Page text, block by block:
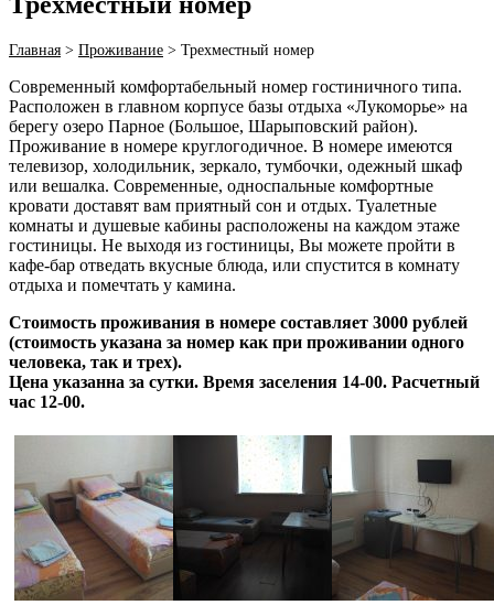
Главная > Проживание > Трехместный номер
Современный комфортабельный номер гостиничного типа.
Расположен в главном корпусе базы отдыха «Лукоморье» на
берегу озеро Парное (Большое, Шарыповский район).
Проживание в номере круглогодичное. В номере имеются
телевизор, холодильник, зеркало, тумбочки, одежный шкаф
или вешалка. Современные, односпальные комфортные
кровати доставят вам приятный сон и отдых. Туалетные
комнаты и душевые кабины расположены на каждом этаже
гостиницы. Не выходя из гостиницы, Вы можете пройти в
кафе-бар отведать вкусные блюда, или спустится в комнату
отдыха и помечтать у камина.
Стоимость проживания в номере составляет 3000 рублей
(стоимость указана за номер как при проживании одного
человека, так и трех).
Цена указанна за сутки. Время заселения 14-00. Расчетный
час 12-00.